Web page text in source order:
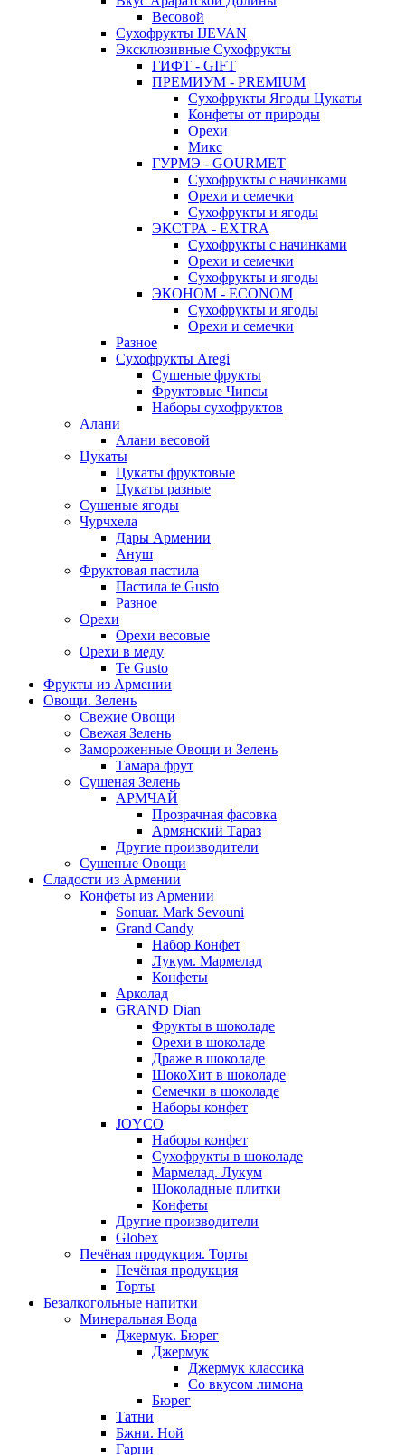
Весовой
Сухофрукты IJEVAN
Эксклюзивные Сухофрукты
ГИФТ - GIFT
ПРЕМИУМ - PREMIUM
Сухофрукты Ягоды Цукаты
Конфеты от природы
Орехи
Микс
ГУРМЭ - GOURMET
Сухофрукты с начинками
Орехи и семечки
Сухофрукты и ягоды
ЭКСТРА - EXTRA
Сухофрукты с начинками
Орехи и семечки
Сухофрукты и ягоды
ЭКОНОМ - ECONOM
Сухофрукты и ягоды
Орехи и семечки
Разное
Сухофрукты Aregi
Сушеные фрукты
Фруктовые Чипсы
Наборы сухофруктов
Алани
Алани весовой
Цукаты
Цукаты фруктовые
Цукаты разные
Сушеные ягоды
Чурчхела
Дары Армении
Ануш
Фруктовая пастила
Пастила te Gusto
Разное
Орехи
Орехи весовые
Орехи в меду
Te Gusto
Фрукты из Армении
Овощи. Зелень
Свежие Овощи
Свежая Зелень
Замороженные Овощи и Зелень
Тамара фрут
Сушеная Зелень
АРМЧАЙ
Прозрачная фасовка
Армянский Тараз
Другие производители
Сушеные Овощи
Сладости из Армении
Конфеты из Армении
Sonuar. Mark Sevouni
Grand Candy
Набор Конфет
Лукум. Мармелад
Конфеты
Арколад
GRAND Dian
Фрукты в шоколаде
Орехи в шоколаде
Драже в шоколаде
ШокоХит в шоколаде
Семечки в шоколаде
Наборы конфет
JOYCO
Наборы конфет
Сухофрукты в шоколаде
Мармелад. Лукум
Шоколадные плитки
Конфеты
Другие производители
Globex
Печёная продукция. Торты
Печёная продукция
Торты
Безалкогольные напитки
Минеральная Вода
Джермук. Бюрег
Джермук
Джермук классика
Со вкусом лимона
Бюрег
Татни
Бжни. Ной
Гарни